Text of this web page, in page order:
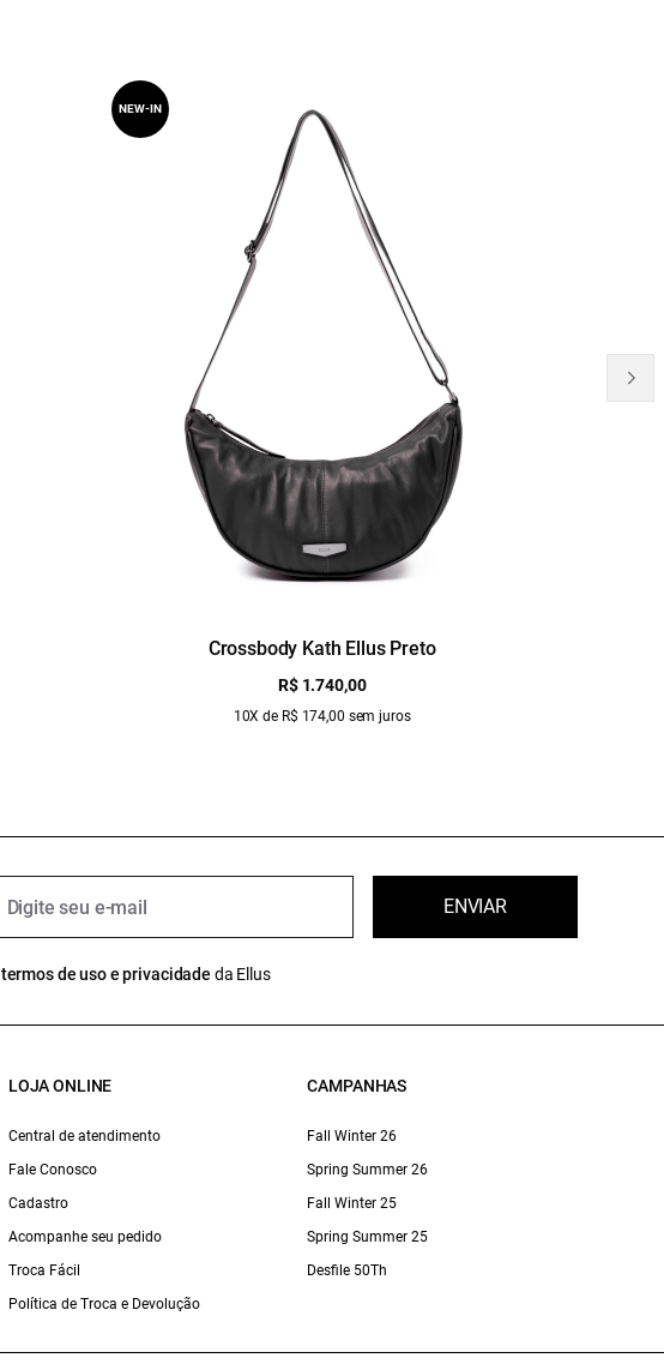
Crossbody Kath Ellus Preto
R$ 1.740,00
10X de R$ 174,00 sem juros
NEW-IN
ENVIAR
termos de uso e privacidade da Ellus
LOJA ONLINE
Central de atendimento
Fale Conosco
Cadastro
Acompanhe seu pedido
Troca Fácil
Política de Troca e Devolução
CAMPANHAS
Fall Winter 26
Spring Summer 26
Fall Winter 25
Spring Summer 25
Desfile 50Th